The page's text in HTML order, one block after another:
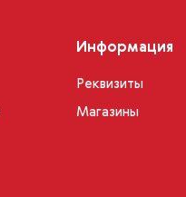
Информация
Реквизиты
Магазины